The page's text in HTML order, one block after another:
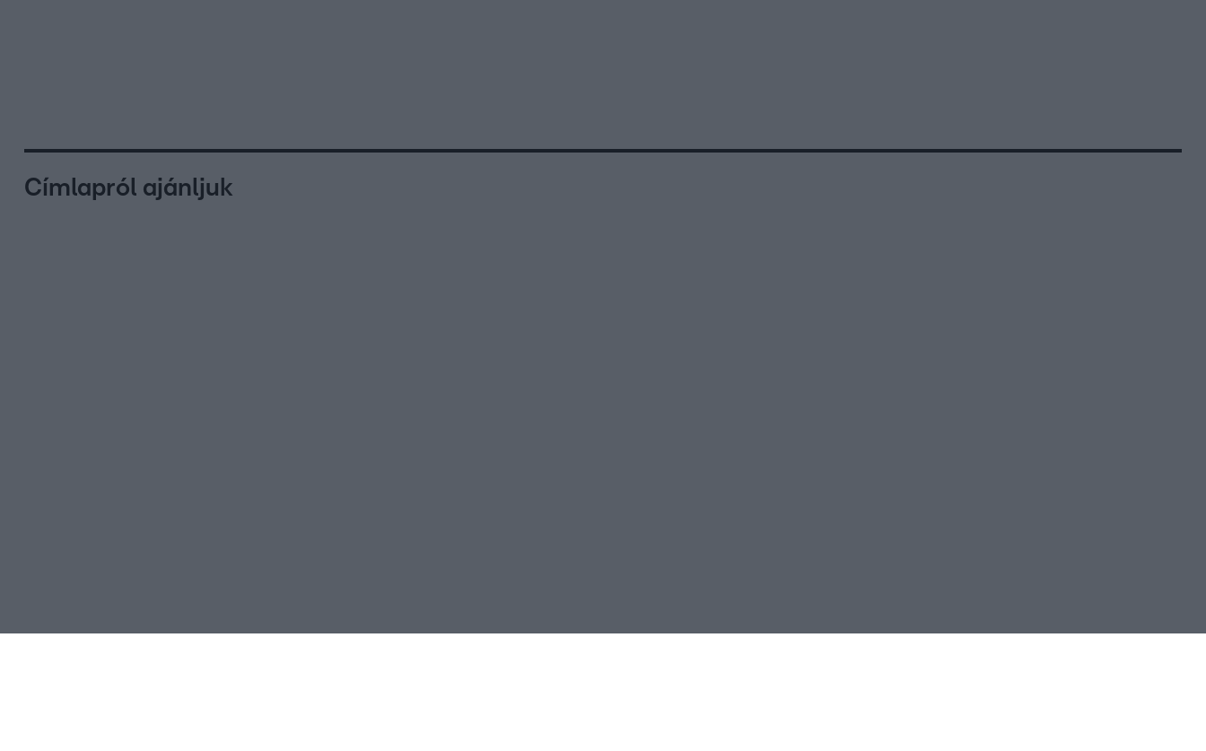
Címlapról ajánljuk